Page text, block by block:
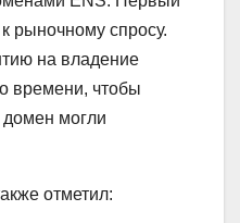
рыночному спросу.
на владение
времени, чтобы
могли
отметил: